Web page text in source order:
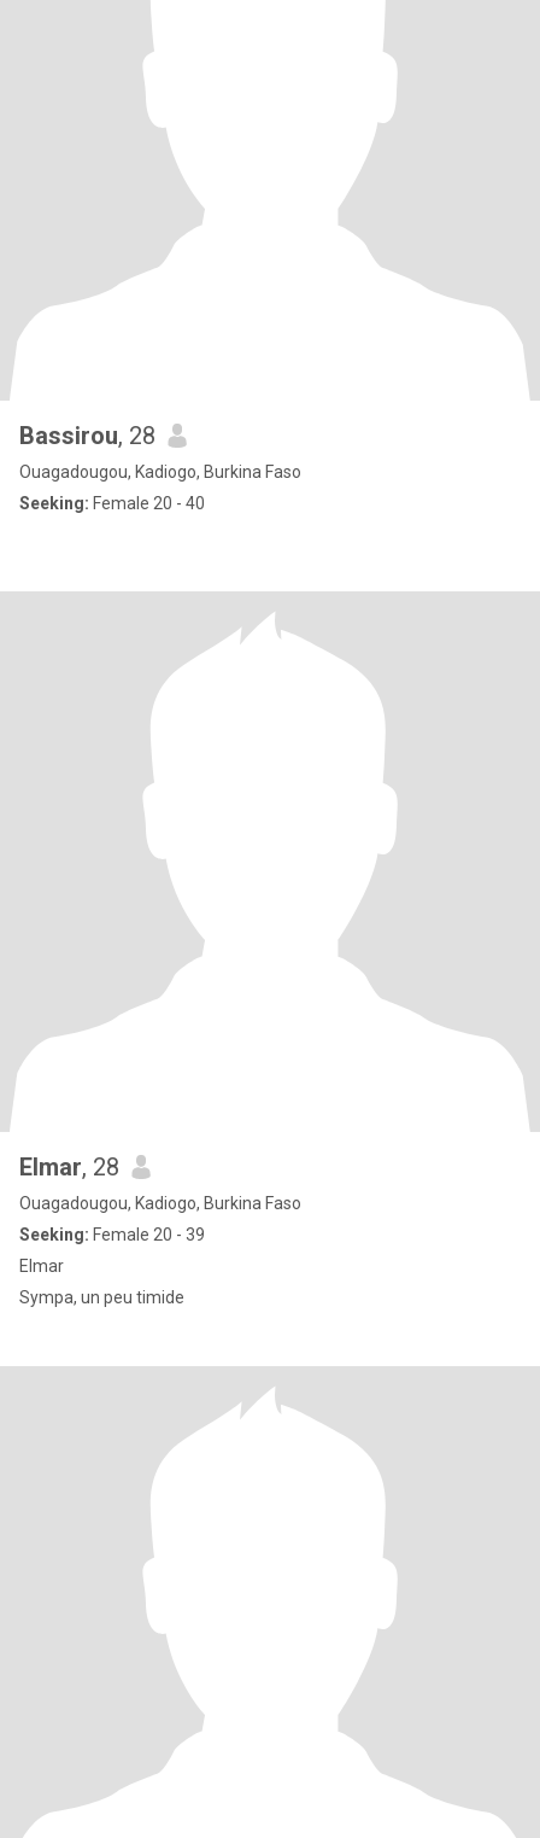
Bassirou, 28
Ouagadougou, Kadiogo, Burkina Faso
Seeking: Female 20 - 40
Elmar, 28
Ouagadougou, Kadiogo, Burkina Faso
Seeking: Female 20 - 39
Elmar
Sympa, un peu timide